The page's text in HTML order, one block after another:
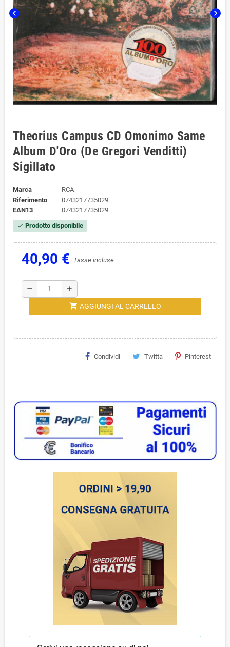
chevron_left chevron_right
Theorius Campus CD Omonimo Same
Album D'Oro (De Gregori Venditti)
Sigillato
Marca
RCA
Riferimento
0743217735029
EAN13
0743217735029
check Prodotto disponibile
40,90 € Tasse incluse
remove add
shopping_cart AGGIUNGI AL CARRELLO
Condividi Twitta Pinterest